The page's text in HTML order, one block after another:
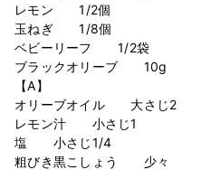
レモン 1/2個
玉ねぎ 1/8個
ベビーリーフ 1/2袋
ブラックオリーブ 10g
【A】
オリーブオイル 大さじ2
レモン汁 小さじ1
塩 小さじ1/4
粗びき黒こしょう 少々